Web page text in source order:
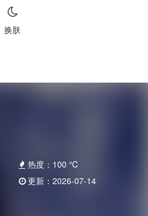
换肤
热度： 100 ℃
更新： 2026-07-14